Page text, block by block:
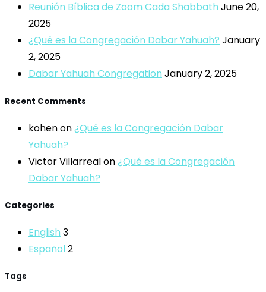
Reunión Bíblica de Zoom Cada Shabbath June 20,
2025
¿Qué es la Congregación Dabar Yahuah? January
2, 2025
Dabar Yahuah Congregation January 2, 2025
Recent Comments
kohenon¿Qué es la Congregación Dabar
Yahuah?
Victor Villarrealon¿Qué es la Congregación
Dabar Yahuah?
Categories
English 3
Español2
Tags